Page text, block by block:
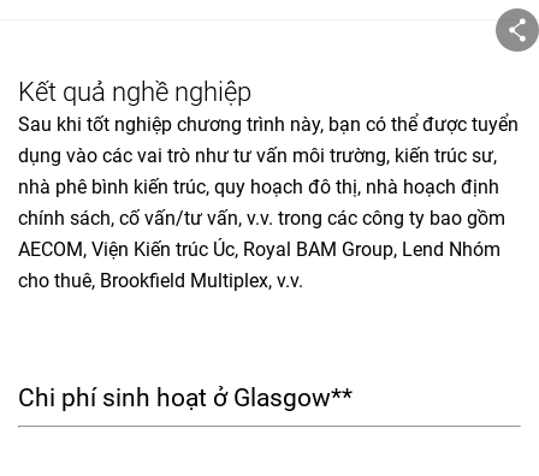
Kết quả nghề nghiệp
Sau khi tốt nghiệp chương trình này, bạn có thể được tuyển
dụng vào các vai trò như tư vấn môi trường, kiến trúc sư,
nhà phê bình kiến trúc, quy hoạch đô thị, nhà hoạch định
chính sách, cố vấn/tư vấn, v.v. trong các công ty bao gồm
AECOM, Viện Kiến trúc Úc, Royal BAM Group, Lend Nhóm
cho thuê, Brookfield Multiplex, v.v.
Chi phí sinh hoạt ở Glasgow**